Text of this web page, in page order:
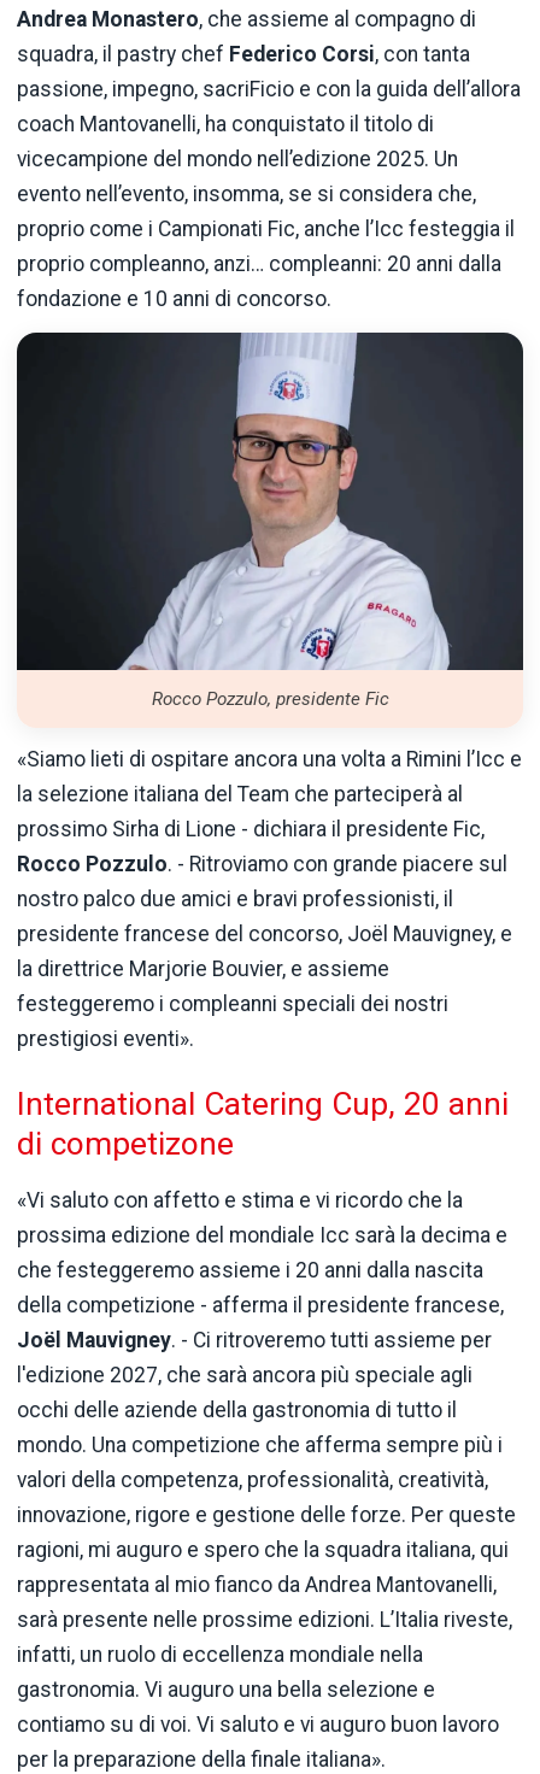
Andrea Monastero, che assieme al compagno di
squadra, il pastry chef Federico Corsi, con tanta
passione, impegno, sacriFicio e con la guida dell’allora
coach Mantovanelli, ha conquistato il titolo di
vicecampione del mondo nell’edizione 2025. Un
evento nell’evento, insomma, se si considera che,
proprio come i Campionati Fic, anche l’Icc festeggia il
proprio compleanno, anzi… compleanni: 20 anni dalla
fondazione e 10 anni di concorso.
Rocco Pozzulo, presidente Fic
«Siamo lieti di ospitare ancora una volta a Rimini l’Icc e
la selezione italiana del Team che parteciperà al
prossimo Sirha di Lione - dichiara il presidente Fic,
Rocco Pozzulo. - Ritroviamo con grande piacere sul
nostro palco due amici e bravi professionisti, il
presidente francese del concorso, Joël Mauvigney, e
la direttrice Marjorie Bouvier, e assieme
festeggeremo i compleanni speciali dei nostri
prestigiosi eventi».
International Catering Cup, 20 anni
di competizone
«Vi saluto con affetto e stima e vi ricordo che la
prossima edizione del mondiale Icc sarà la decima e
che festeggeremo assieme i 20 anni dalla nascita
della competizione - afferma il presidente francese,
Joë l Mauvigney. - Ci ritroveremo tutti assieme per
l'edizione 2027, che sarà ancora più speciale agli
occhi delle aziende della gastronomia di tutto il
mondo. Una competizione che afferma sempre più i
valori della competenza, professionalità, creatività,
innovazione, rigore e gestione delle forze. Per queste
ragioni, mi auguro e spero che la squadra italiana, qui
rappresentata al mio fianco da Andrea Mantovanelli,
sarà presente nelle prossime edizioni. L’Italia riveste,
infatti, un ruolo di eccellenza mondiale nella
gastronomia. Vi auguro una bella selezione e
contiamo su di voi. Vi saluto e vi auguro buon lavoro
per la preparazione della finale italiana».